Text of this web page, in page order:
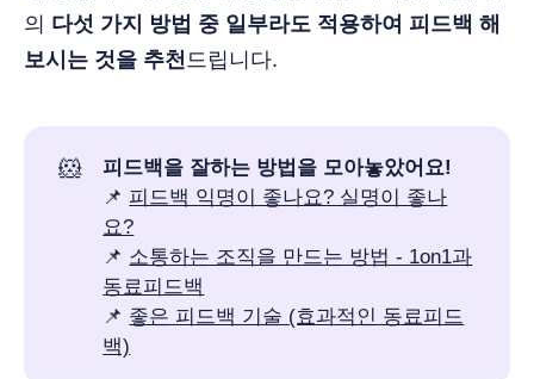
의 다섯 가지 방법 중 일부라도 적용하여 피드백 해
보시는 것을 추천드립니다.
🐹
피드백을 잘하는 방법을 모아놓았어요!
📌 피드백 익명이 좋나요? 실명이 좋나
요?
📌 소통하는 조직을 만드는 방법 - 1on1과
동료피드백
📌 좋은 피드백 기술 (효과적인 동료피드
백)